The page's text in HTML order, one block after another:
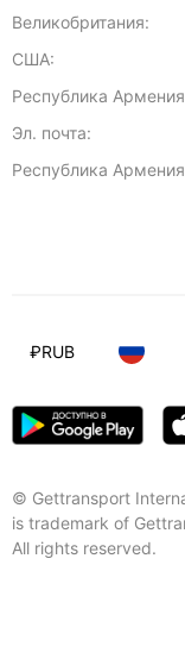
Великобритания:
США:
Республика
Эл. почта:
Республика
© Gettransport
is trademark of
All rights reserved.
₽RUB